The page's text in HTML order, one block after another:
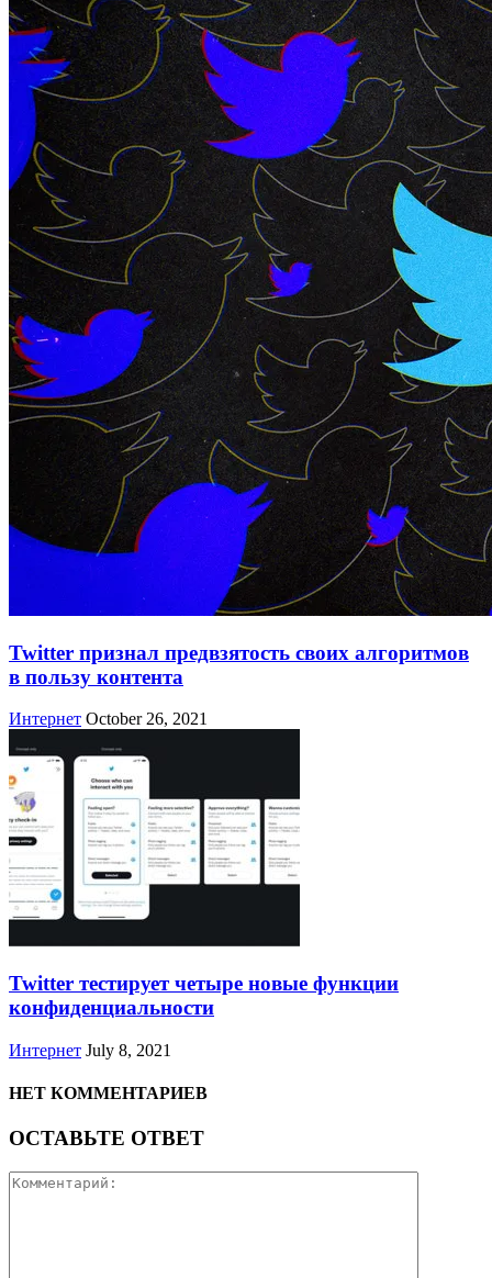
Twitter признал предвзятость своих алгоритмов
в пользу контента
Интернет October 26, 2021
Twitter тестирует четыре новые функции
конфиденциальности
Интернет July 8, 2021
НЕТ КОММЕНТАРИЕВ
ОСТАВЬТЕ ОТВЕТ